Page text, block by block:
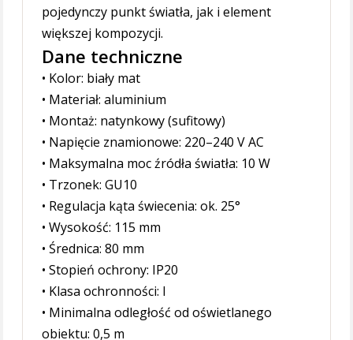
pojedynczy punkt światła, jak i element
większej kompozycji.
Dane techniczne
• Kolor: biały mat
• Materiał: aluminium
• Montaż: natynkowy (sufitowy)
• Napięcie znamionowe: 220–240 V AC
• Maksymalna moc źródła światła: 10 W
• Trzonek: GU10
• Regulacja kąta świecenia: ok. 25°
• Wysokość: 115 mm
• Średnica: 80 mm
• Stopień ochrony: IP20
• Klasa ochronności: I
• Minimalna odległość od oświetlanego
obiektu: 0,5 m